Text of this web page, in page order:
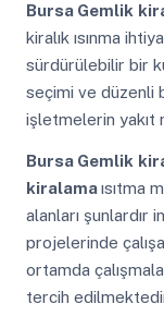
Bursa Gemlik
kiralık ısınma
sürdürülebilir bir
seçimi ve düzenli
işletmelerin yakıt
Bursa Gemlik
kiralamaısıtma
alanları şunlardır
projelerinde
ortamda
tercih